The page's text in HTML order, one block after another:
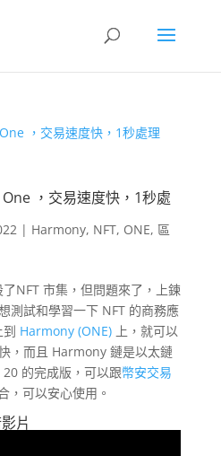
，交易速度快，1秒處
| Harmony, NFT, ONE, 區
了NFT 市集，但問題來了，上鍊
測試和學習一下 NFT 的商務應
到 Harmony (ONE) 上，就可以
，而且 Harmony 鏈是以太鏈
的完成版，可以跟幣安交易
，可以安心使用。
片